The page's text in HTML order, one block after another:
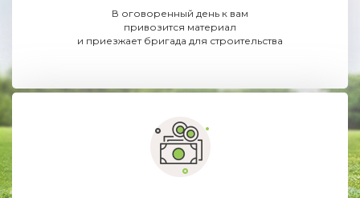
В оговоренный день к вам
привозится материал
и приезжает бригада для строительства